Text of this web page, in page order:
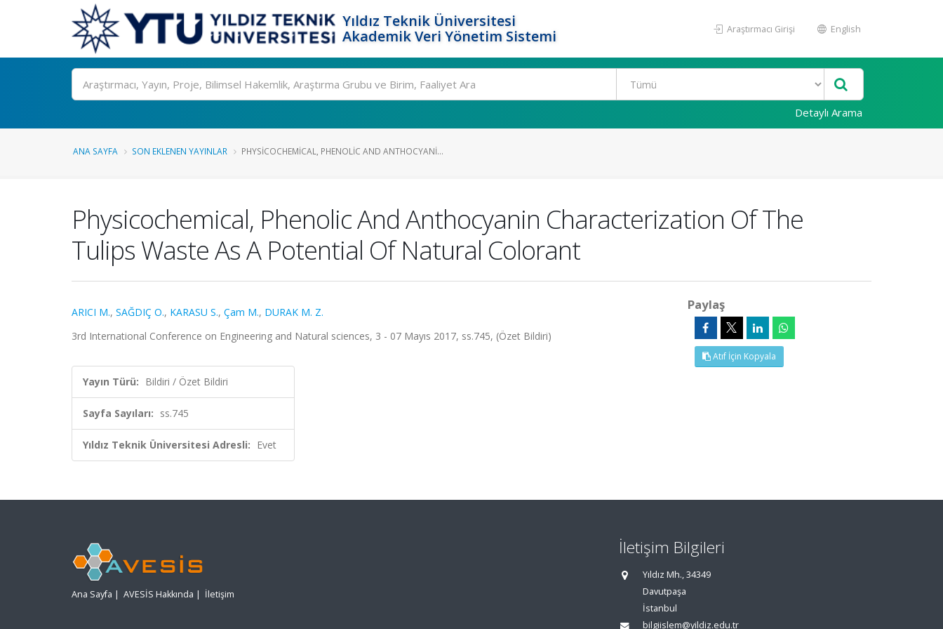
Yıldız Teknik Üniversitesi
Akademik Veri Yönetim Sistemi
Araştırmacı Girişi English
Ara
Detaylı Arama
ANA SAYFA SON EKLENEN YAYINLAR PHYSICOCHEMICAL, PHENOLIC AND ANTHOCYANI...
Physicochemical, Phenolic And Anthocyanin Characterization Of The
Tulips Waste As A Potential Of Natural Colorant
ARICI M., SAĞDIÇ O., KARASU S., Çam M., DURAK M. Z.
3rd International Conference on Engineering and Natural sciences, 3 - 07 Mayıs 2017, ss.745, (Özet Bildiri)
Yayın Türü: Bildiri / Özet Bildiri
Sayfa Sayıları: ss.745
Yıldız Teknik Üniversitesi Adresli: Evet
Paylaş
Atıf İçin Kopyala
Ana Sayfa | AVESİS Hakkında | İletişim
İletişim Bilgileri
Yıldız Mh., 34349
Davutpaşa
İstanbul
bilgiislem@yildiz.edu.tr